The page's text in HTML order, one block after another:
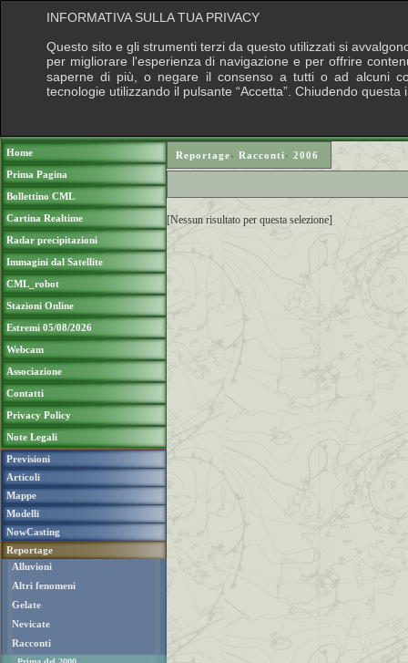
Home
Prima Pagina
Bollettino CML
Cartina Realtime
Radar precipitazioni
Immagini dal Satellite
CML_robot
Stazioni Online
Estremi 05/08/2026
Webcam
Associazione
Contatti
Privacy Policy
Note Legali
Previsioni
Articoli
Mappe
Modelli
NowCasting
Reportage
Alluvioni
Altri fenomeni
Gelate
Nevicate
Racconti
Reportage› Racconti› 2006
[Nessun risultato per questa selezione]
INFORMATIVA SULLA TUA PRIVACY
Questo sito e gli strumenti terzi da questo utilizzati si
per migliorare l'esperienza di navigazione e per offrire
saperne di più, o negare il consenso a tutti o ad alcuni
tecnologie utilizzando il pulsante “Accetta”. Chiudendo